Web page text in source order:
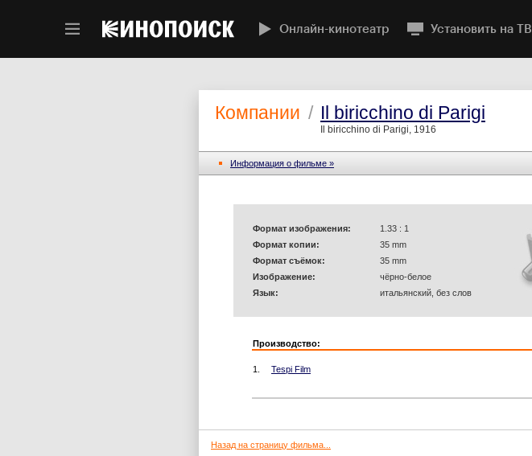
Онлайн-кинотеатр Установить на ТВ
Компании / Il biricchino di Parigi
Il biricchino di Parigi, 1916
Информация o фильме »
Формат изображения:
1.33 : 1
Формат копии:
35 mm
Формат съёмок:
35 mm
Изображение:
чёрно-белое
Язык:
итальянский, без слов
Производство:
1. Tespi Film
Назад на страницу фильма...